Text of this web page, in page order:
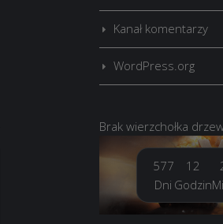
Kanał komentarzy
WordPress.org
Brak wierzchołka
577
Dni
12
Godzin